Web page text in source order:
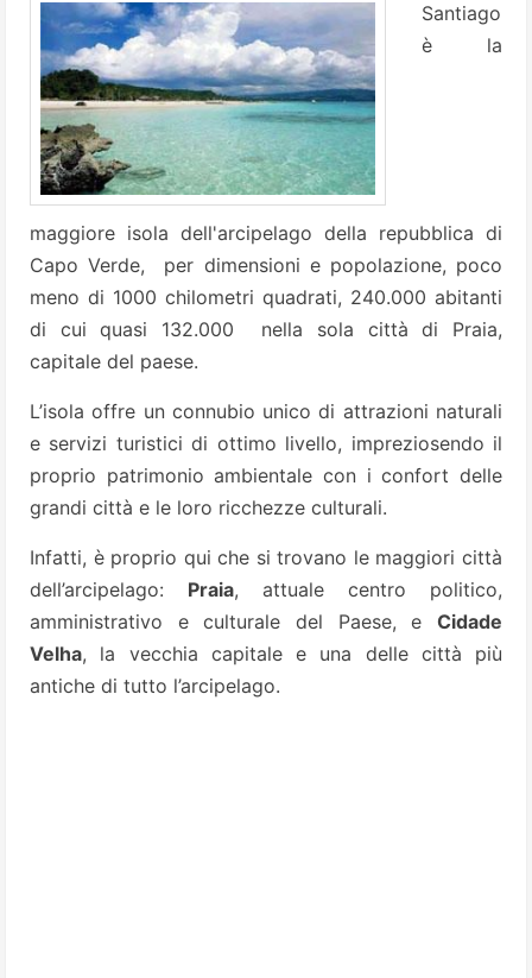
Santiago
è la
maggiore isola dell'arcipelago della repubblica di
Capo Verde, per dimensioni e popolazione, poco
meno di 1000 chilometri quadrati, 240.000 abitanti
di cui quasi 132.000 nella sola città di Praia,
capitale del paese.
L’isola offre un connubio unico di attrazioni naturali
e servizi turistici di ottimo livello, impreziosendo il
proprio patrimonio ambientale con i confort delle
grandi città e le loro ricchezze culturali.
Infatti, è proprio qui che si trovano le maggiori città
dell’arcipelago: Praia, attuale centro politico,
amministrativo e culturale del Paese, e Cidade
Velha, la vecchia capitale e una delle città più
antiche di tutto l’arcipelago.